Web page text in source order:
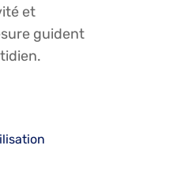
et
guident